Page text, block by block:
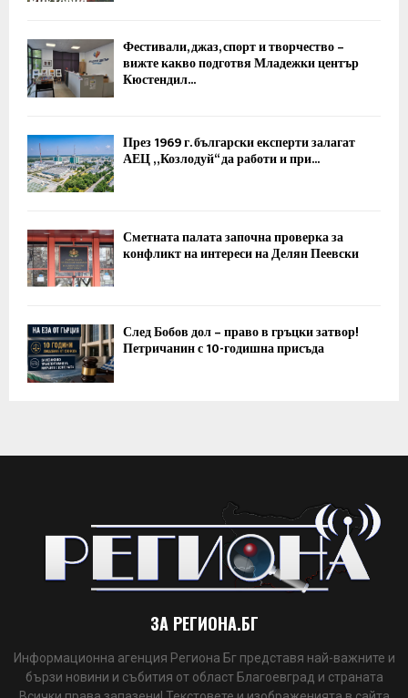
Фестивали, джаз, спорт и творчество –
вижте какво подготвя Младежки център
Кюстендил...
През 1969 г. български експерти залагат
АЕЦ „Козлодуй“ да работи и при...
Сметната палата започна проверка за
конфликт на интереси на Делян Пеевски
След Бобов дол – право в гръцки затвор!
Петричанин с 10-годишна присъда
ЗА РЕГИОНА.БГ
Информационна агенция Региона Бг представя най-важните и
бързи новини и събития от област Благоевград и страната